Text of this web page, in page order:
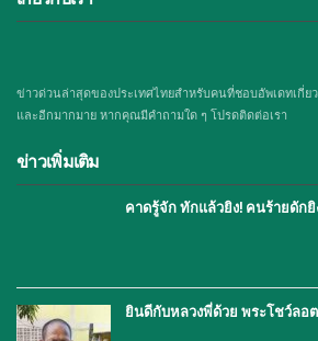
ข่าวด่วนล่าสุดของประเทศไทยสำหรับคนที่ชอบอัพเดทเกี่ย
และอีกมากมาย หากคุณมีคำถามใด ๆ โปรดติดต่อเรา
ข่าวเพิ่มเติม
คาดรู้จัก ทักแล้วยิง! คนร้ายดัก
ยินดีกับหลวงพี่ด้วย พระโชว์ลอ